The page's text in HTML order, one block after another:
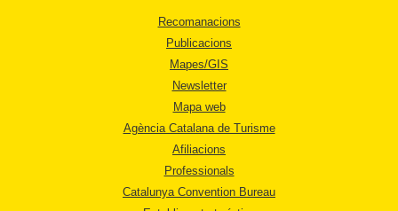
Recomanacions
Publicacions
Mapes/GIS
Newsletter
Mapa web
Agència Catalana de Turisme
Afiliacions
Professionals
Catalunya Convention Bureau